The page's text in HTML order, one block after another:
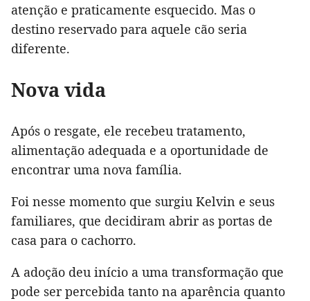
atenção e praticamente esquecido. Mas o
destino reservado para aquele cão seria
diferente.
Nova vida
Após o resgate, ele recebeu tratamento,
alimentação adequada e a oportunidade de
encontrar uma nova família.
Foi nesse momento que surgiu Kelvin e seus
familiares, que decidiram abrir as portas de
casa para o cachorro.
A adoção deu início a uma transformação que
pode ser percebida tanto na aparência quanto